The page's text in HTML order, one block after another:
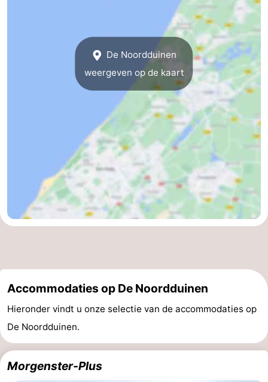
De Noordduinen
weergeven op de kaart
Accommodaties op De Noordduinen
Hieronder vindt u onze selectie van de accommodaties op
De Noordduinen.
Morgenster-Plus